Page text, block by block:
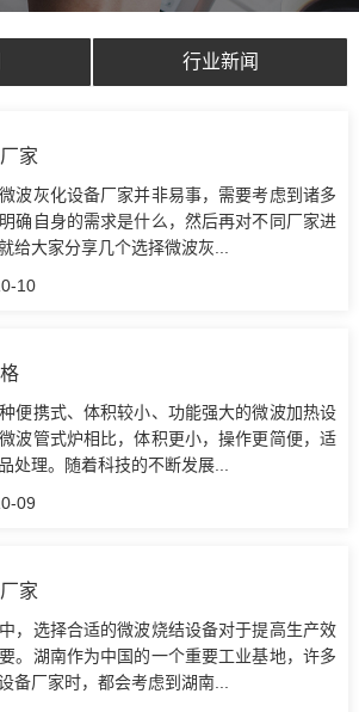
行业新闻
家
波灰化设备厂家并非易事，需要考虑到诸多
确自身的需求是什么，然后再对不同厂家进
给大家分享几个选择微波灰...
10
便携式、体积较小、功能强大的微波加热设
波管式炉相比，体积更小，操作更简便，适
处理。随着科技的不断发展...
09
家
，选择合适的微波烧结设备对于提高生产效
。湖南作为中国的一个重要工业基地，许多
备厂家时，都会考虑到湖南...